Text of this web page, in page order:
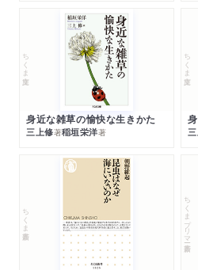
ちくま文庫
身近な雑草の愉快な生きかた
三上修著稲垣栄洋著
ちくま文庫
ちくま新書 ちくまプリマー新書